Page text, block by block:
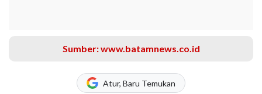
Sumber: www.batamnews.co.id
Atur, Baru Temukan